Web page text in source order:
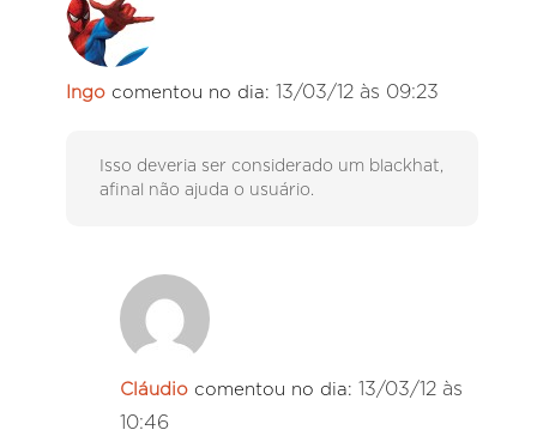
Ingo comentou no dia: 13/03/12 às 09:23
Isso deveria ser considerado um blackhat,
afinal não ajuda o usuário.
Cláudio comentou no dia: 13/03/12 às
10:46